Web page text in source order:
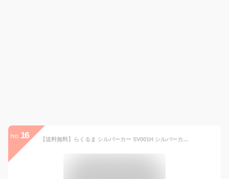
no. 16 【送料無料】らくるま シルバーカー SV001H シルバーカート 手押し車 ショッピングカート 敬老の日 お買い物 おでかけ 老人車 歩行補助車 高齢者 老人 軽量 コンパクト おしゃれ 座れる シニア 人気 安定 おりたたみ 折り畳み 大容量 シンプル 傘ホルダー